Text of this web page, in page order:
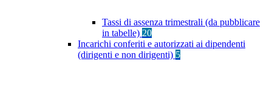
Tassi di assenza trimestrali (da pubblicare
in tabelle) 20
Incarichi conferiti e autorizzati ai dipendenti
(dirigenti e non dirigenti) 5